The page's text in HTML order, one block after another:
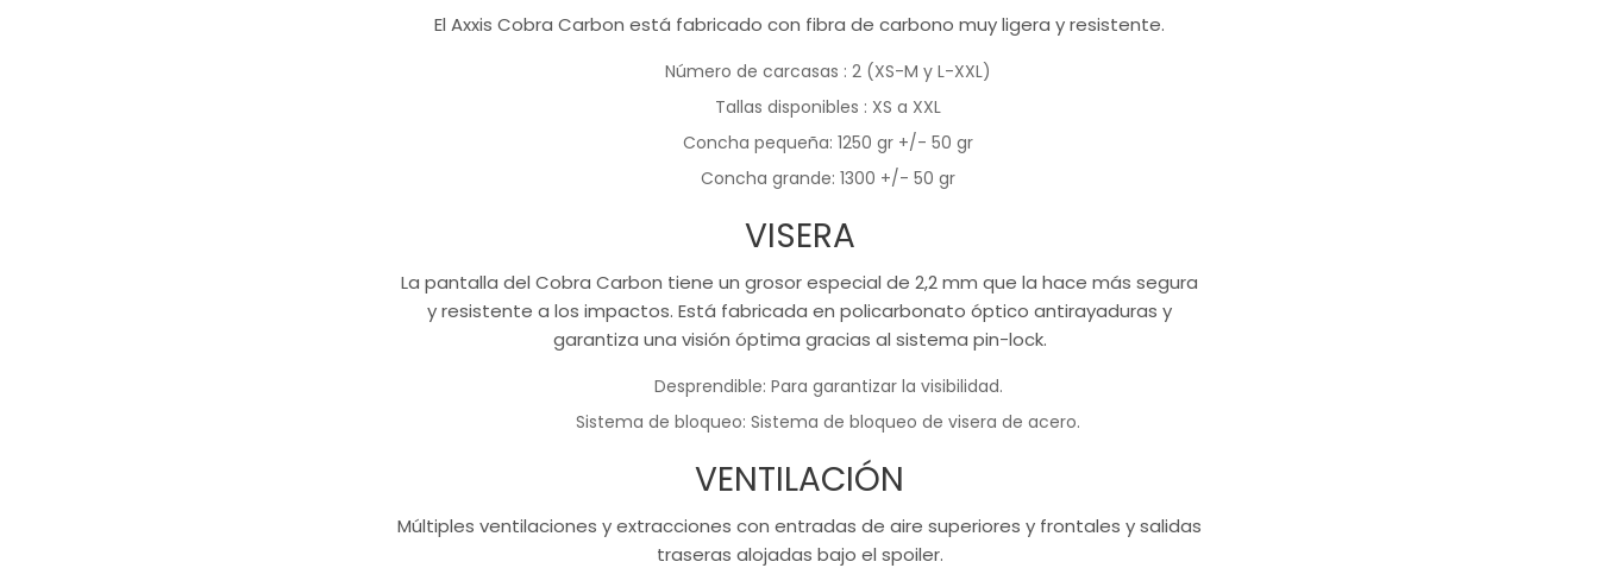
El Axxis Cobra Carbon está fabricado con fibra de carbono muy ligera y resistente.
Número de carcasas : 2 (XS-M y L-XXL)
Tallas disponibles : XS a XXL
Concha pequeña: 1250 gr +/- 50 gr
Concha grande: 1300 +/- 50 gr
VISERA
La pantalla del Cobra Carbon tiene un grosor especial de 2,2 mm que la hace más segura
y resistente a los impactos. Está fabricada en policarbonato óptico antirayaduras y
garantiza una visión óptima gracias al sistema pin-lock.
Desprendible: Para garantizar la visibilidad.
Sistema de bloqueo: Sistema de bloqueo de visera de acero.
VENTILACIÓN
Múltiples ventilaciones y extracciones con entradas de aire superiores y frontales y salidas
traseras alojadas bajo el spoiler.